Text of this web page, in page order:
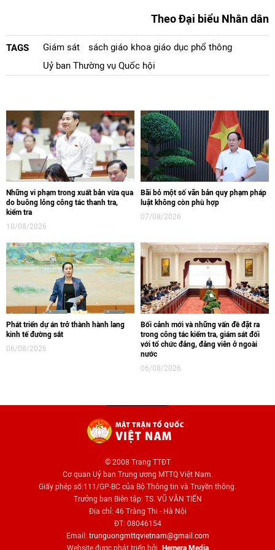
Theo Đại biểu Nhân dân
TAGS Giám sát
sách giáo khoa giáo dục phổ thông
Uỷ ban Thường vụ Quốc hội
Những vi phạm trong xuất bản vừa qua
do buông lỏng công tác thanh tra,
kiểm tra
10/08/2026
Bãi bỏ một số văn bản quy phạm pháp
luật không còn phù hợp
07/08/2026
Phát triển dự án trở thành hành lang
kinh tế đường sắt
06/08/2026
Bối cảnh mới và những vấn đề đặt ra
trong công tác kiểm tra, giám sát đối
với tổ chức đảng, đảng viên ở ngoài
nước
06/08/2026
© 2008 Trang TTĐT
Cơ quan Uỷ ban Trung ương MTTQ Việt Nam.
Giấy phép số:111/GP-BC của Bộ Thông tin và Truyền thông.
Trưởng ban Biên tập: TS. VŨ VĂN TIẾN
Địa chỉ: 46 Tràng Thi - Hà Nội
ĐT: 08046154
Email: trunguongmttqvietnam@gmail.com
Website được phát triển bởi Hemera Media